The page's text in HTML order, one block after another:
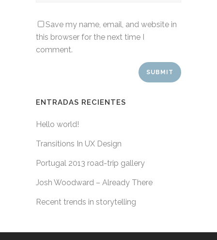
Save my name, email, and website in
this browser for the next time I
comment.
ENTRADAS RECIENTES
Hello world!
Transitions In UX Design
Portugal 2013 road-trip gallery
Josh Woodward – Already There
Recent trends in storytelling